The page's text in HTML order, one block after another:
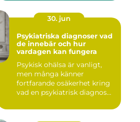
30. jun
Psykiatriska diagnoser vad
de innebär och hur
vardagen kan fungera
Psykisk ohälsa är vanligt,
men många känner
fortfarande osäkerhet kring
vad en psykiatrisk diagnos